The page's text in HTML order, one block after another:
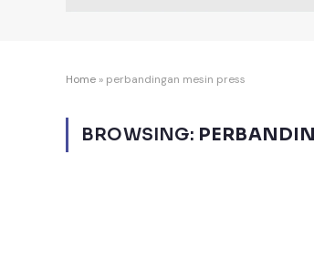
Home » perbandingan mesin press
BROWSING: